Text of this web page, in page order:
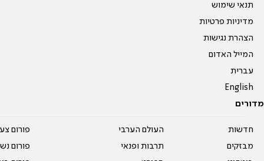
תנאי שימוש
מדיניות פרטיות
הצהרת נגישות
המייל האדום
עברית
English
מדורים
חדשות
מבזקים
העולם הערבי
תרבות ופנאי
פורום
פורום